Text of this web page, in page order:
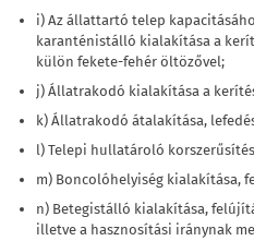
i) Az állattartó telep
karanténistálló kialakítása a
külön fekete-fehér öltözővel;
j) Állatrakodó kialakítása a
k) Állatrakodó átalakítása,
l) Telepi hullatároló
m) Boncolóhelyiség kialakítása,
n) Betegistálló kialakítása,
illetve a hasznosítási iránynak